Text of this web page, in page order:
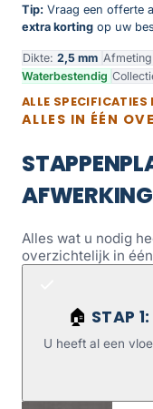
Tip: Vraag een offerte
extra korting op uw
Dikte: 2,5 mm
Waterbestendig
ALLE
ALLES IN ÉÉN
AFWERKING
Alles wat u nodig
overzichtelijk in
🏠 STAP
U heeft al een